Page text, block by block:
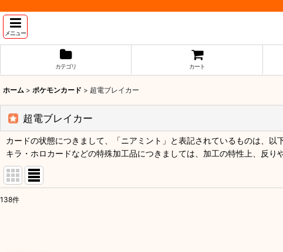
メニュー
カテゴリ カート
ホーム > ポケモンカード > 超電ブレイカー
超電ブレイカー
カードの状態につきまして、「ニアミント」と表記されているものは、
キラ・ホロカードなどの特殊加工品につきましては、加工の特性上、反
138件